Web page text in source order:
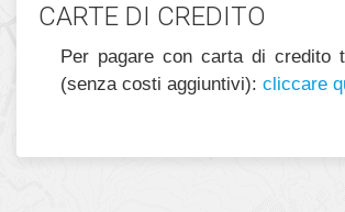
CARTE DI CREDITO
Per pagare con carta di credito
(senza costi aggiuntivi): cliccare